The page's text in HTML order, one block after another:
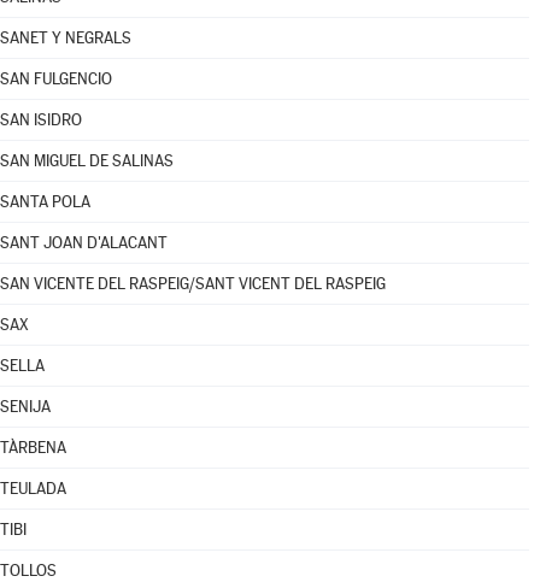
SANET Y NEGRALS
SAN FULGENCIO
SAN ISIDRO
SAN MIGUEL DE SALINAS
SANTA POLA
SANT JOAN D'ALACANT
SAN VICENTE DEL RASPEIG/SANT VICENT DEL RASPEIG
SAX
SELLA
SENIJA
TÀRBENA
TEULADA
TIBI
TOLLOS